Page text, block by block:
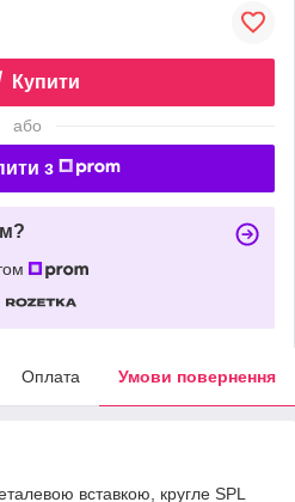
Купити
або
з
Оплата Умови повернення
вставкою, кругле SPL